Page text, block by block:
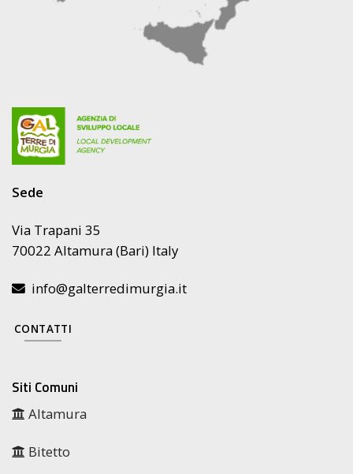
Sede
Via Trapani 35
70022 Altamura (Bari) Italy
info@galterredimurgia.it
CONTATTI
Siti Comuni
Altamura
Bitetto